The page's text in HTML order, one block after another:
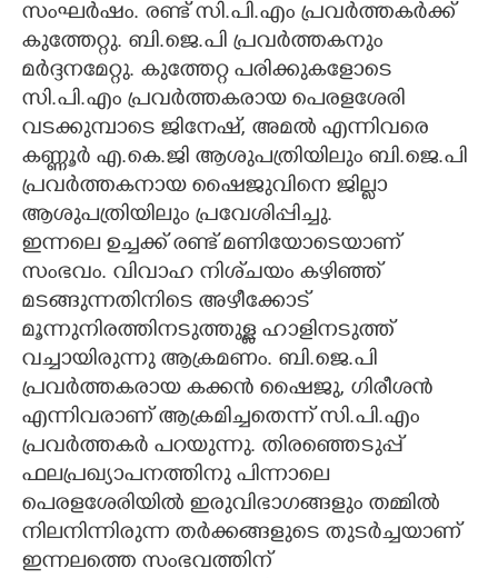
SPIRITUAL
INFO+
ASTRO
CARTOONS
LITERATURE
CONTACT US
സംഘർഷം. രണ്ട് സി.പി.എം പ്രവർത്തകർക്ക്
കുത്തേറ്റു. ബി.ജെ.പി പ്രവർത്തകനും
മർദ്ദനമേറ്റു. കുത്തേറ്റ പരിക്കുകളോടെ
സി.പി.എം പ്രവർത്തകരായ പെരളശേരി
വടക്കുമ്പാടെ ജിനേഷ്‌, അമൽ എന്നിവരെ
കണ്ണൂർ എ.കെ.ജി ആശുപത്രിയിലും ബി.ജെ.പി
പ്രവർത്തകനായ ഷൈജുവിനെ ജില്ലാ
ആശുപത്രിയിലും പ്രവേശിപ്പിച്ചു.
ഇന്നലെ ഉച്ചക്ക് രണ്ട് മണിയോടെയാണ്
സംഭവം. വിവാഹ നിശ്‌ചയം കഴിഞ്ഞ്‌
മടങ്ങുന്നതിനിടെ അഴീക്കോട്‌
മൂന്നുനിരത്തിനടുത്തുള്ള ഹാളിനടുത്ത്
വച്ചായിരുന്നു ആക്രമണം. ബി.ജെ.പി
പ്രവർത്തകരായ കക്കൻ ഷൈജു, ഗിരീശൻ
എന്നിവരാണ്‌ ആക്രമിച്ചതെന്ന് സി.പി.എം
പ്രവർത്തകർ പറയുന്നു. തിരഞ്ഞെടുപ്പ്‌
ഫലപ്രഖ്യാപനത്തിനു പിന്നാലെ
പെരളശേരിയിൽ ഇരുവിഭാഗങ്ങളും തമ്മിൽ
നിലനിന്നിരുന്ന തർക്കങ്ങളുടെ തുടർച്ചയാണ്
ഇന്നലത്തെ സംഭവത്തിന്